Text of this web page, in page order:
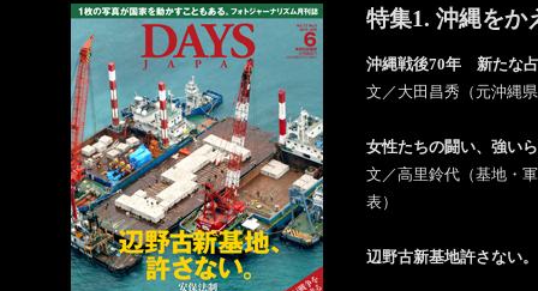
特集1. 沖縄をか
沖縄戦後70年 新たな
文／大田昌秀（元沖縄
女性たちの闘い、強い
文／高里鈴代（基地・
表）
辺野古新基地許さない。